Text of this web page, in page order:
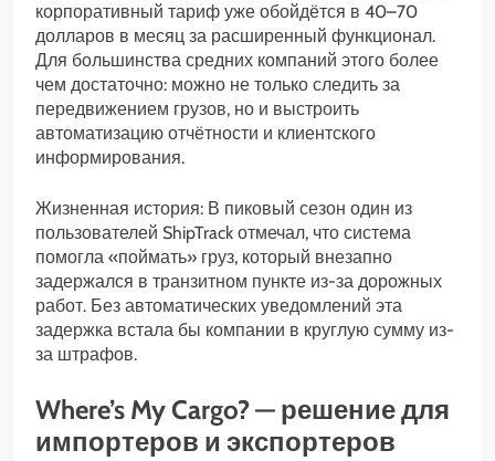
корпоративный тариф уже обойдётся в 40–70
долларов в месяц за расширенный функционал.
Для большинства средних компаний этого более
чем достаточно: можно не только следить за
передвижением грузов, но и выстроить
автоматизацию отчётности и клиентского
информирования.
Жизненная история: В пиковый сезон один из
пользователей ShipTrack отмечал, что система
помогла «поймать» груз, который внезапно
задержался в транзитном пункте из-за дорожных
работ. Без автоматических уведомлений эта
задержка встала бы компании в круглую сумму из-
за штрафов.
Where’s My Cargo? — решение для
импортеров и экспортеров